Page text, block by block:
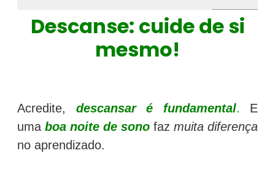
Descanse: cuide de si
mesmo!
Acredite, descansar é fundamental. E
uma boa noite de sono faz muita diferença
no aprendizado.